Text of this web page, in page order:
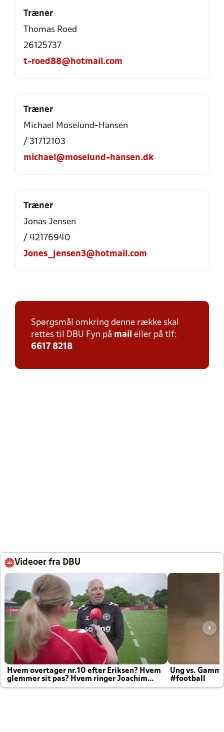
Træner
Thomas Roed
26125737
t-roed88@hotmail.com
Træner
Michael Moselund-Hansen
/ 31712103
michael@moselund-hansen.dk
Træner
Jonas Jensen
/ 42176940
Jones_jensen3@hotmail.com
Spørgsmål omkring denne række skal
rettes til DBU Fyn på mail eller på tlf:
6617 8218
Videoer fra DBU
Hvem overtager nr.10 efter Eriksen? Hvem
glemmer sit pas? Hvem ringer Joachim
altid til efter kampe?
Ung vs.
#football